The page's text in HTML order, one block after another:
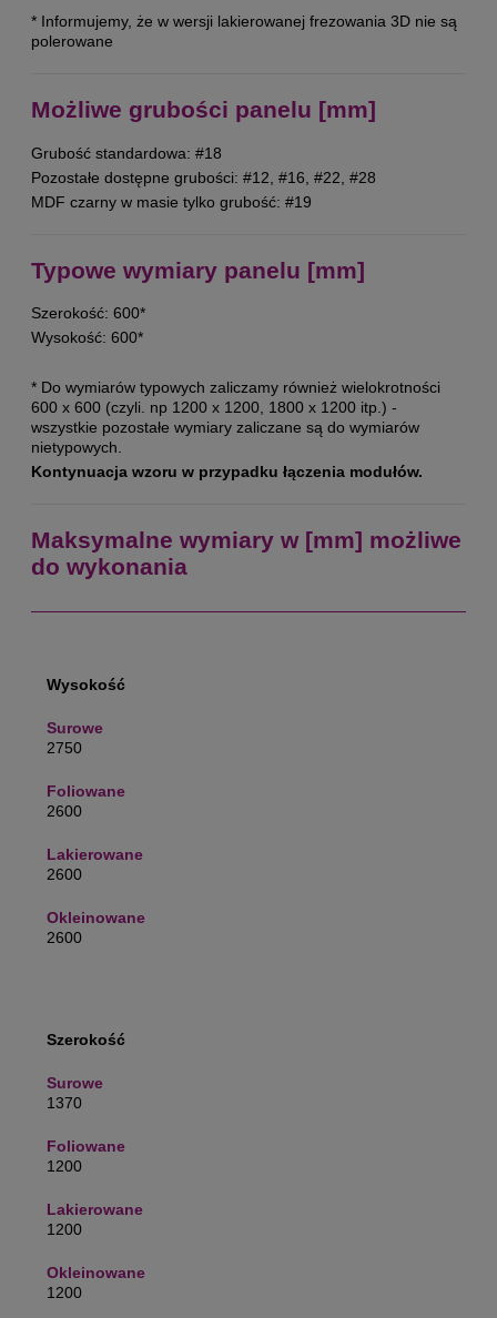
* Informujemy, że w wersji lakierowanej frezowania 3D nie są
polerowane
Możliwe grubości panelu [mm]
Grubość standardowa: #18
Pozostałe dostępne grubości: #12, #16, #22, #28
MDF czarny w masie tylko grubość: #19
Typowe wymiary panelu [mm]
Szerokość: 600*
Wysokość: 600*
* Do wymiarów typowych zaliczamy również wielokrotności
600 x 600 (czyli. np 1200 x 1200, 1800 x 1200 itp.) -
wszystkie pozostałe wymiary zaliczane są do wymiarów
nietypowych.
Kontynuacja wzoru w przypadku łączenia modułów.
Maksymalne wymiary w [mm] możliwe
do wykonania
Wysokość
2750
2600
2600
2600
Szerokość
1370
1200
1200
1200